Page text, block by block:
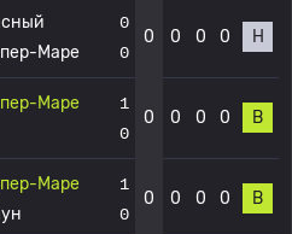
Маре
0
0
0 0 0 0 Н
Маре
1
0
0 0 0 0 В
Маре
1
0
0 0 0 0 В